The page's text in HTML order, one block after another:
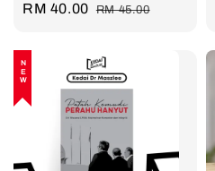
Sale
RM 40.00 Regular
RM 45.00
NEW